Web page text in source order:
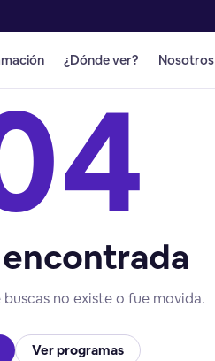
¿Dónde ver? Nosotros
no existe o fue movida.
Ver programas